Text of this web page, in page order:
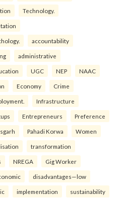
Technology.
accountability
administrative
UGC NEP NAAC
Economy Crime
Infrastructure
Entrepreneurs Preference
Pahadi Korwa Women
transformation
NREGA Gig Worker
disadvantages—low
implementation sustainability